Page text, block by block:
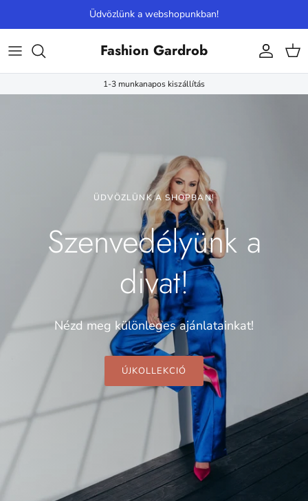
Ugrás a tartalomhozÜdvözlünk a webshopunkban!
Fashion Gardrob Fiók
1-3 munkanapos kiszállítás
ÜDVÖZLÜNK A SHOPBAN!
Szenvedélyünk a
divat!
Nézd meg különleges ajánlatainkat!
ÚJKOLLEKCIÓ